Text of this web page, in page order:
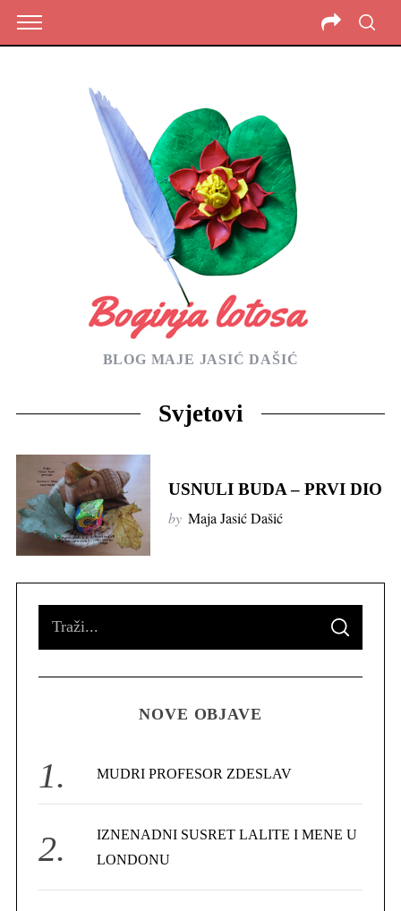
BLOG MAJE JASIĆ DAŠIĆ
Svjetovi
USNULI BUDA – PRVI DIO
by Maja Jasić Dašić
o
S
A
C
NOVE OBJAVE
MUDRI PROFESOR ZDESLAV
IZNENADNI SUSRET LALITE I MENE U
LONDONU